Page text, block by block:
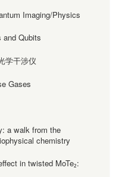
Imaging/Physics
and Qubits
学干涉仪
Gases
a walk from the
chemistry
in twisted MoTe₂: